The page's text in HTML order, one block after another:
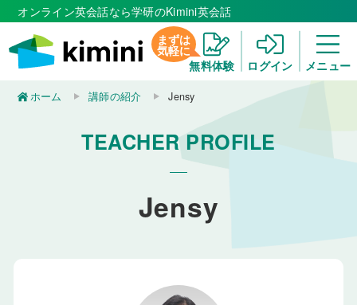
オンライン英会話なら学研のKimini英会話
まずは
気軽に
無料体験
ログイン メニュー
ホーム 講師の紹介 Jensy
TEACHER PROFILE
Jensy